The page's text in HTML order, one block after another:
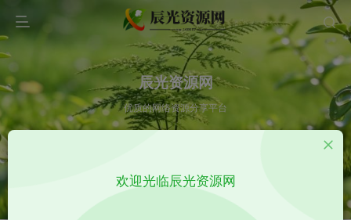
辰光资源网
优质的网络资源分享平台
欢迎光临辰光资源网